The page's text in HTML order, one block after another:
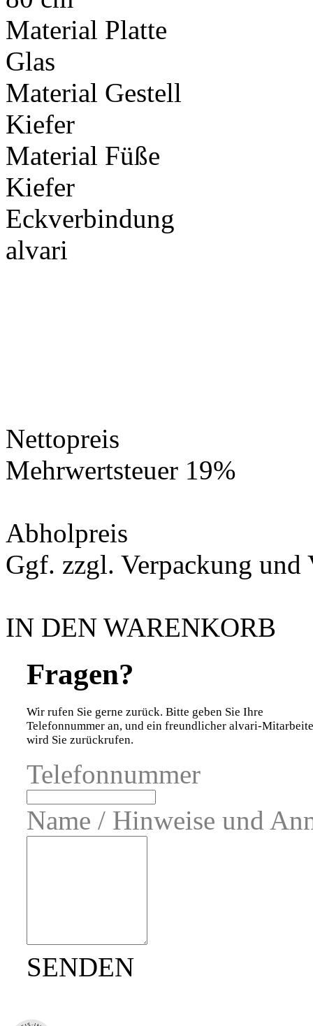
Material Platte
Glas
Material Gestell
Kiefer
Material Füße
Kiefer
Eckverbindung
alvari
Nettopreis
Mehrwertsteuer 19%
Abholpreis
Ggf. zzgl. Verpackung und
IN DEN WARENKORB
Fragen?
Wir rufen Sie gerne zurück. Bitte geben Sie Ihre
Telefonnummer an, und ein freundlicher alvari-
wird Sie zurückrufen.
Telefonnummer
Name / Hinweise und
SENDEN